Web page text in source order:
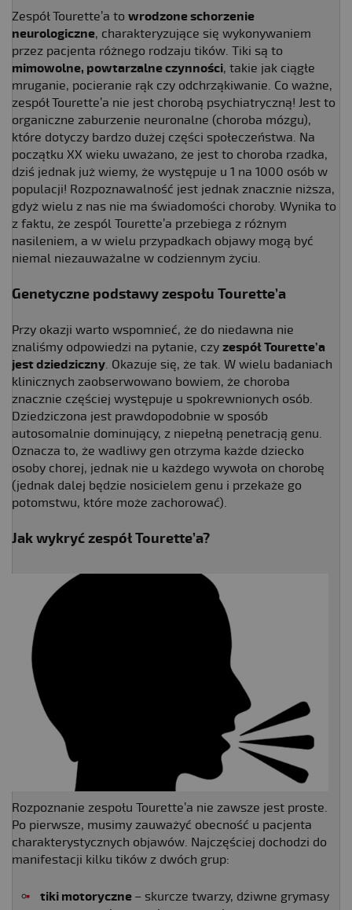
Zespół Tourette’a to wrodzone schorzenie
neurologiczne, charakteryzujące się wykonywaniem
przez pacjenta różnego rodzaju tików. Tiki są to
mimowolne, powtarzalne czynności, takie jak ciągłe
mruganie, pocieranie rąk czy odchrząkiwanie. Co ważne,
zespół Tourette’a nie jest chorobą psychiatryczną! Jest to
organiczne zaburzenie neuronalne (choroba mózgu),
które dotyczy bardzo dużej części społeczeństwa. Na
początku XX wieku uważano, że jest to choroba rzadka,
dziś jednak już wiemy, że występuje u 1 na 1000 osób w
populacji! Rozpoznawalność jest jednak znacznie niższa,
gdyż wielu z nas nie ma świadomości choroby. Wynika to
z faktu, że zespól Tourette’a przebiega z różnym
nasileniem, a w wielu przypadkach objawy mogą być
niemal niezauważalne w codziennym życiu.
Genetyczne podstawy zespołu Tourette’a
Przy okazji warto wspomnieć, że do niedawna nie
znaliśmy odpowiedzi na pytanie, czy zespół Tourette’a
jest dziedziczny. Okazuje się, że tak. W wielu badaniach
klinicznych zaobserwowano bowiem, że choroba
znacznie częściej występuje u spokrewnionych osób.
Dziedziczona jest prawdopodobnie w sposób
autosomalnie dominujący, z niepełną penetracją genu.
Oznacza to, że wadliwy gen otrzyma każde dziecko
osoby chorej, jednak nie u każdego wywoła on chorobę
(jednak dalej będzie nosicielem genu i przekaże go
potomstwu, które może zachorować).
Jak wykryć zespół Tourette’a?
Rozpoznanie zespołu Tourette’a nie zawsze jest proste.
Po pierwsze, musimy zauważyć obecność u pacjenta
charakterystycznych objawów. Najczęściej dochodzi do
manifestacji kilku tików z dwóch grup:
tiki motoryczne – skurcze twarzy, dziwne grymasy